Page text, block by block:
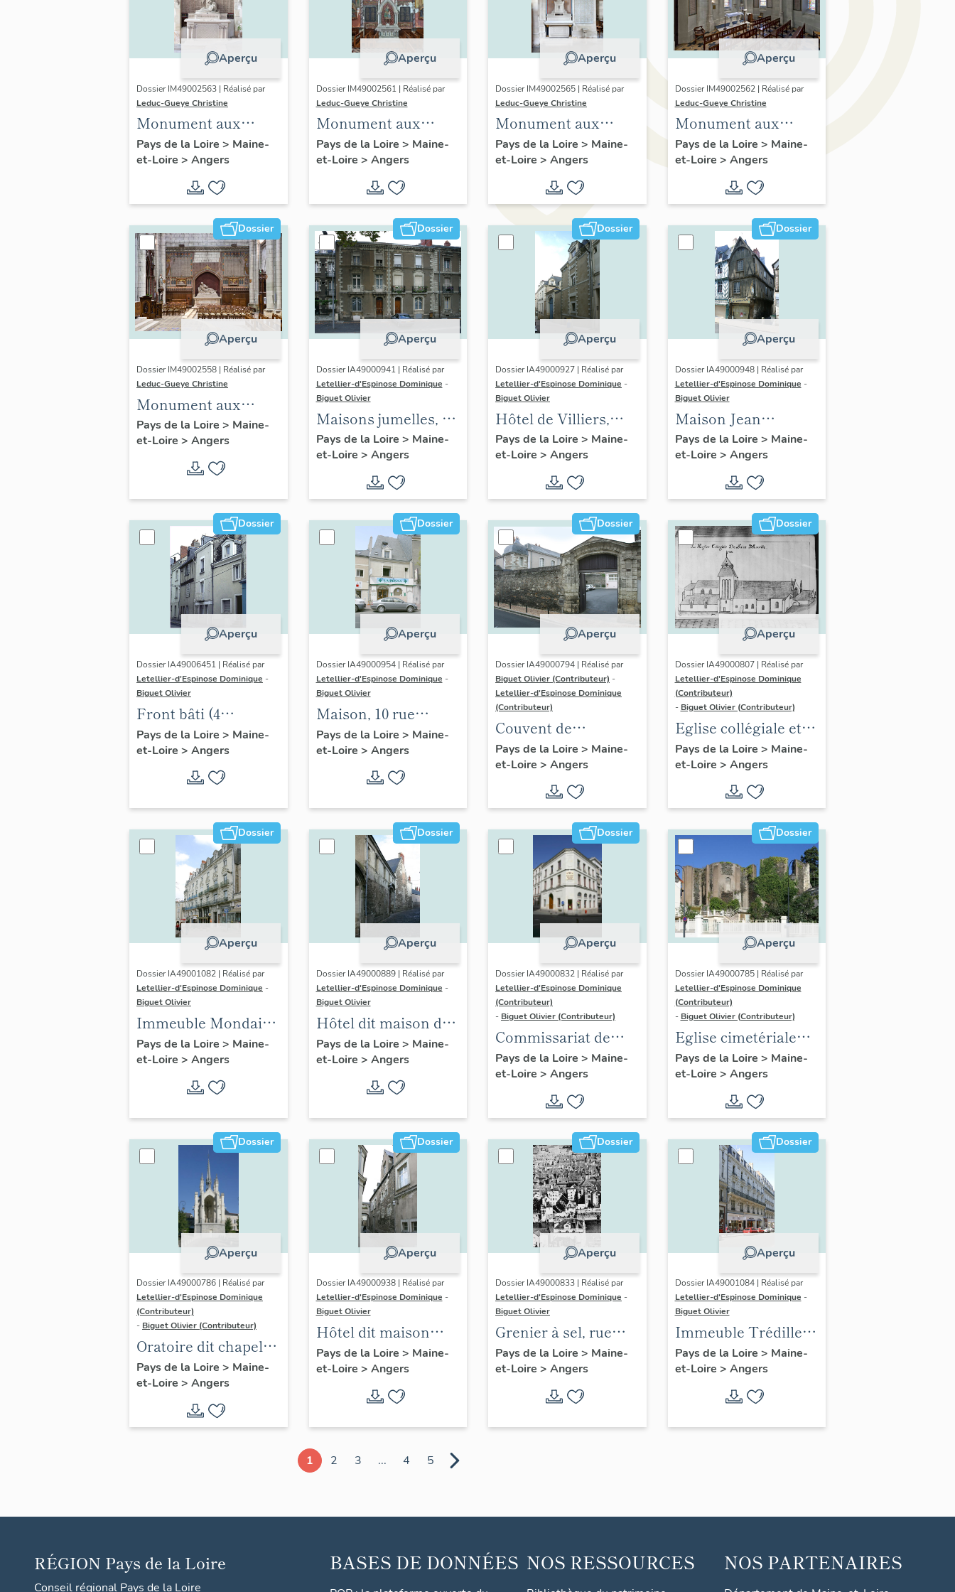
Aperçu
Dossier IM49002563 | Réalisé par
Leduc-Gueye Christine
Monument aux
morts, église
paroissiale Sainte-
Madeleine d'Angers
Pays de la Loire > Maine-
et-Loire > Angers
Aperçu
Dossier IM49002561 | Réalisé par
Leduc-Gueye Christine
Monument aux
morts, église
paroissiale Sainte-
Thérèse d'Angers
Pays de la Loire > Maine-
et-Loire > Angers
Aperçu
Dossier IM49002565 | Réalisé par
Leduc-Gueye Christine
Monument aux
morts, église
paroissiale Saint-
Antoine d'Angers
Pays de la Loire > Maine-
et-Loire > Angers
Aperçu
Dossier IM49002562 | Réalisé par
Leduc-Gueye Christine
Monument aux
morts, église
paroissiale Notre-
Dame-des-Victoires
d'Angers
Pays de la Loire > Maine-
et-Loire > Angers
Dossier
Aperçu
Dossier IM49002558 | Réalisé par
Leduc-Gueye Christine
Monument aux
morts, église
paroissiale Saint-
Joseph d'Angers
Pays de la Loire > Maine-
et-Loire > Angers
Dossier
Aperçu
Dossier IA49000941 | Réalisé par
Letellier-d'Espinose Dominique -
Biguet Olivier
Maisons jumelles, 12
bis, 12 ter boulevard
Arago
Pays de la Loire > Maine-
et-Loire > Angers
Dossier
Aperçu
Dossier IA49000927 | Réalisé par
Letellier-d'Espinose Dominique -
Biguet Olivier
Hôtel de Villiers,
puis de Contades, 9
rue Saint-Georges
Pays de la Loire > Maine-
et-Loire > Angers
Dossier
Aperçu
Dossier IA49000948 | Réalisé par
Letellier-d'Espinose Dominique -
Biguet Olivier
Maison Jean
Chaillou, 59 rue
Beaurepaire
Pays de la Loire > Maine-
et-Loire > Angers
Dossier
Aperçu
Dossier IA49006451 | Réalisé par
Letellier-d'Espinose Dominique -
Biguet Olivier
Front bâti (4
maisons), 27 à 33 rue
Boreau
Pays de la Loire > Maine-
et-Loire > Angers
Dossier
Aperçu
Dossier IA49000954 | Réalisé par
Letellier-d'Espinose Dominique -
Biguet Olivier
Maison, 10 rue
Boisnet
Pays de la Loire > Maine-
et-Loire > Angers
Dossier
Aperçu
Dossier IA49000794 | Réalisé par
Biguet Olivier (Contributeur) -
Letellier-d'Espinose Dominique
(Contributeur)
Couvent de
carmélites dit Le
Carmel, 37 à 41 rue
Lionnaise
Pays de la Loire > Maine-
et-Loire > Angers
Dossier
Aperçu
Dossier IA49000807 | Réalisé par
Letellier-d'Espinose Dominique
(Contributeur)
- Biguet Olivier (Contributeur)
Eglise collégiale et
paroissiale Notre-
Dame et Saint-
Maurille
Pays de la Loire > Maine-
et-Loire > Angers
Dossier
Aperçu
Dossier IA49001082 | Réalisé par
Letellier-d'Espinose Dominique -
Biguet Olivier
Immeuble Mondain,
à 2 unités
distributives, 67-69
rue Saint-Laud
Pays de la Loire > Maine-
et-Loire > Angers
Dossier
Aperçu
Dossier IA49000889 | Réalisé par
Letellier-d'Espinose Dominique -
Biguet Olivier
Hôtel dit maison de
Cunault, puis maison
canoniale Saint-
Maurille
Pays de la Loire > Maine-
et-Loire > Angers
Dossier
Aperçu
Dossier IA49000832 | Réalisé par
Letellier-d'Espinose Dominique
(Contributeur)
- Biguet Olivier (Contributeur)
Commissariat de
police, actuellement
école maternelle, 2
rue Millet
Pays de la Loire > Maine-
et-Loire > Angers
Dossier
Aperçu
Dossier IA49000785 | Réalisé par
Letellier-d'Espinose Dominique
(Contributeur)
- Biguet Olivier (Contributeur)
Eglise cimetériale
Saint-Laurent,
actuellement
entrepôt municipal
Pays de la Loire > Maine-
et-Loire > Angers
Dossier
Aperçu
Dossier IA49000786 | Réalisé par
Letellier-d'Espinose Dominique
(Contributeur)
- Biguet Olivier (Contributeur)
Oratoire dit chapelle
Notre-Dame-de-Pitié,
puis reposoir du
Tertre-Saint-
Laurent, place du
Pays de la Loire > Maine-
et-Loire > Angers
Dossier
Aperçu
Dossier IA49000938 | Réalisé par
Letellier-d'Espinose Dominique -
Biguet Olivier
Hôtel dit maison
canoniale Saint-
Laurent, 6-8 rue du
Pays de la Loire > Maine-
et-Loire > Angers
Dossier
Aperçu
Dossier IA49000833 | Réalisé par
Letellier-d'Espinose Dominique -
Biguet Olivier
Grenier à sel, rue
Garnier ; impasse
Grainetière
Pays de la Loire > Maine-
et-Loire > Angers
Dossier
Aperçu
Dossier IA49001084 | Réalisé par
Letellier-d'Espinose Dominique -
Biguet Olivier
Immeuble Trédille, à
2 unités distributives
Pays de la Loire > Maine-
et-Loire > Angers
1 2 3 ... 4 5
RÉGION Pays de la Loire
Conseil régional Pays de la Loire
BASES DE DONNÉES NOS RESSOURCES NOS PARTENAIRES